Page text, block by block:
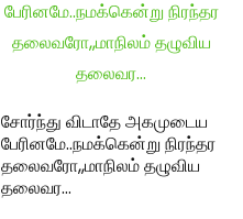
சோர்ந்து விடாதே அகமுடைய
பேரினமே..நமக்கென்று நிரந்தர
தலைவரோ,,மாநிலம் தழுவிய
தலைவர…